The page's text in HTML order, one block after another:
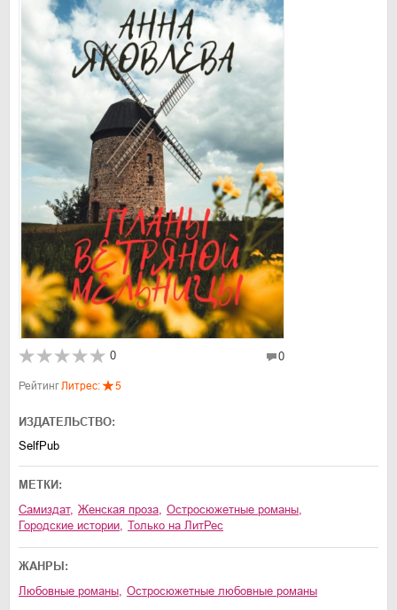
0 0
РейтингЛитрес: 5
ИЗДАТЕЛЬСТВО:
SelfPub
МЕТКИ:
Самиздат, женская проза, остросюжетные романы,
городские истории, только на ЛитРес
ЖАНРЫ:
любовные романы, остросюжетные любовные романы